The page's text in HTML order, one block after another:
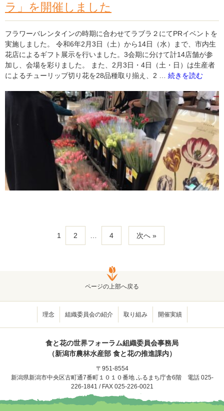
ア」
を
開
催
し
ま
た。"
の
ラ」を開催しました
フラワーバレンタインの時期に合わせてラブラ２にてPRイベントを
実施しました。 令和6年2月3日（土）から14日（水）まで、市内生
花店によるギフト展示を行いました。3会期に分けて計14店舗が参
加し、会場を彩りました。 また、2月3日・4日（土・日）は生産者
によるチューリップ切り花を28品種取り揃え、2 … "「フ
ワ
ー
バ
レ
ン
タ
イ
ン
EVENT
in
続きを読む
1 2 4 次へ »
ページの上部へ戻る
理念 組織委員会の紹介 取り組み 開催実績
食と花の世界フォーラム組織委員会事務局
（新潟市農林水産部 食と花の推進課内）
〒951-8554
新潟県新潟市中央区古町通7番町１０１０番地 ふるまち庁舎6階 電話 025-
226-1841 / FAX 025-226-0021